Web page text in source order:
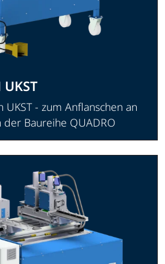
UKST
UKST - zum Anflanschen an
Baureihe QUADRO